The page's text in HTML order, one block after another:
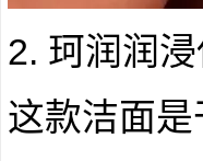
2. 珂润润
这款洁面